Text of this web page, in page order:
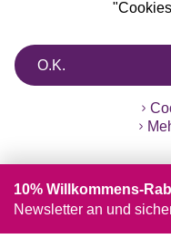
O.K.
10% Willkommens-
Newsletter an und